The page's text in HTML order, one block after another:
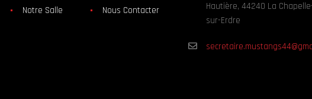
Notre Salle
Nous Contacter
Hautière, 44240 La
sur-Erdre